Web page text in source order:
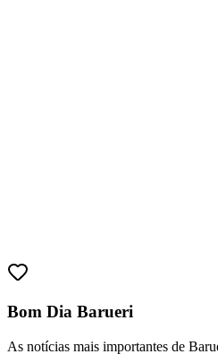
Bom Dia Barueri
As notícias mais importantes de